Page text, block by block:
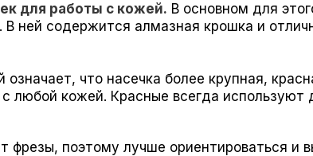
для работы с кожей. В основном для
ней содержится алмазная крошка и
означает, что насечка более крупная,
любой кожей. Красные всегда используют
фрезы, поэтому лучше ориентироваться и